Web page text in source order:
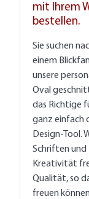
mit Ihrem
bestellen.
Sie suchen
einem
unsere
Oval
das Richtige
ganz einfach
Design-Tool.
Schriften und
Kreativität
Qualität, so
freuen